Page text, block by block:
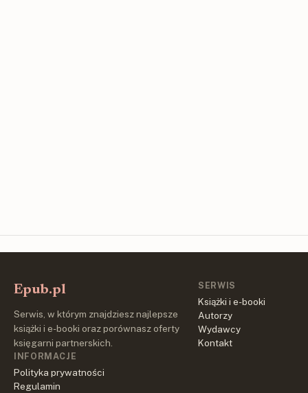
Epub.pl
Serwis, w którym znajdziesz najlepsze
książki i e-booki oraz porównasz oferty
księgarni partnerskich.
SERWIS
Książki i e-booki
Autorzy
Wydawcy
Kontakt
INFORMACJE
Polityka prywatności
Regulamin